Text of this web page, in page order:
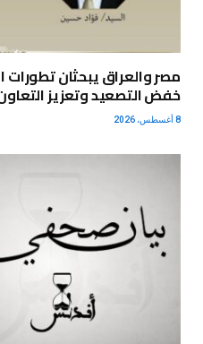
مصر والعراق يبحثان
خفض التصعيد وتعزيز
8 أغسطس، 2026